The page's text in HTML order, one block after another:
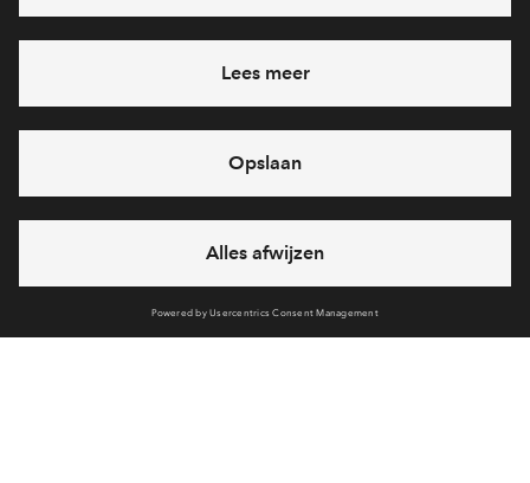
Heb je een vraag en wil je direct antwoord? Bel ons op
feestdagen)
vandaag gesloten, maandag zijn we vanaf
09:00 uur weer
bereikbaar
via telefoon